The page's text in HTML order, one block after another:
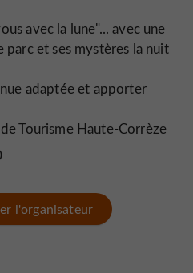
avec la lune"... avec une
et ses mystères la nuit
adaptée et apporter
Tourisme Haute-Corrèze
l'organisateur